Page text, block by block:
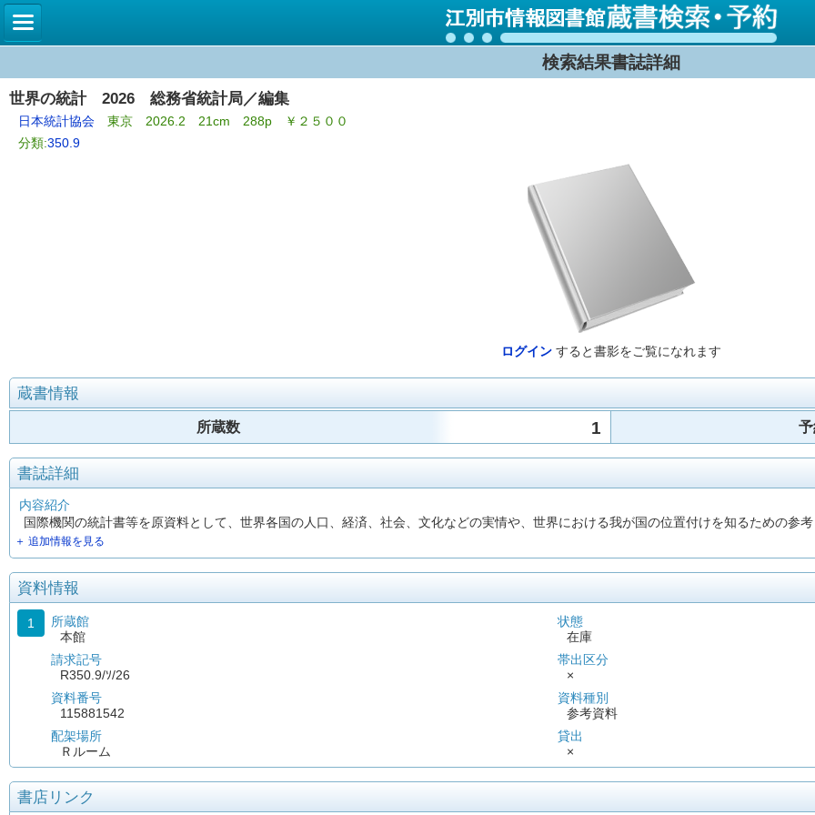
検索結果書誌詳細
世界の統計 2026 総務省統計局／編集
日本統計協会 東京 2026.2 21cm 288p ￥２５００
分類:350.9
ログイン すると書影をご覧になれます
蔵書情報
所蔵数 1
書誌詳細
内容紹介
国際機関の統計書等を原資料として、世界各国の人口、経済、社会、文化などの実情や、世界における我が国の位置付けを知るための参
＋ 追加情報を見る
資料情報
1
所蔵館
本館
請求記号
R350.9/ｿ/26
資料番号
115881542
配架場所
Ｒルーム
状態
在庫
帯出区分
×
資料種別
参考資料
貸出
×
書店リンク